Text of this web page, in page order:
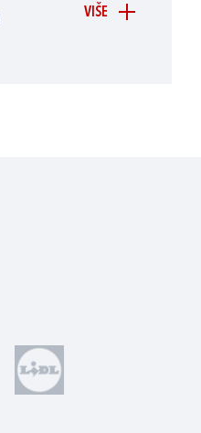
VIŠE